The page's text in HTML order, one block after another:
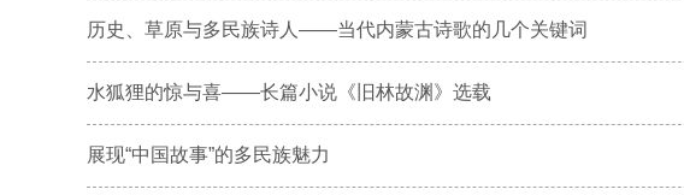
历史、草原与多民族诗人——当代内蒙古诗歌的几个关键词
水狐狸的惊与喜——长篇小说《旧林故渊》选载
展现“中国故事”的多民族魅力